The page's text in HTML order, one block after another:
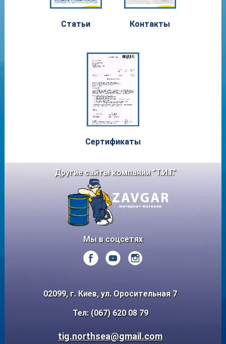
Статьи Контакты
Сертификаты
Другие сайты компании "Т.И.Г."
Мы в соцсетях
02099, г. Киев, ул. Оросительная 7
Тел: (067) 620 08 79
tig.northsea@gmail.com